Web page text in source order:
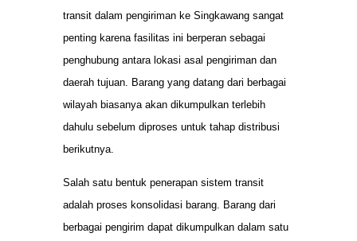
transit dalam pengiriman ke Singkawang sangat
penting karena fasilitas ini berperan sebagai
penghubung antara lokasi asal pengiriman dan
daerah tujuan. Barang yang datang dari berbagai
wilayah biasanya akan dikumpulkan terlebih
dahulu sebelum diproses untuk tahap distribusi
berikutnya.
Salah satu bentuk penerapan sistem transit
adalah proses konsolidasi barang. Barang dari
berbagai pengirim dapat dikumpulkan dalam satu